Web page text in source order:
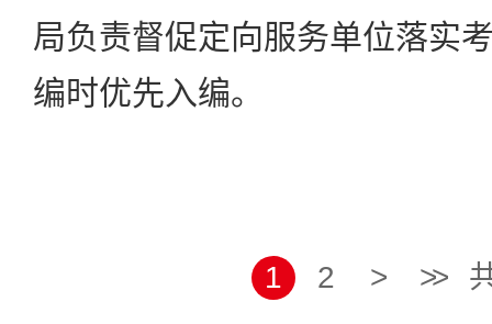
局负责督促定向服务单位落实
编时优先入编。
1 2 > >>